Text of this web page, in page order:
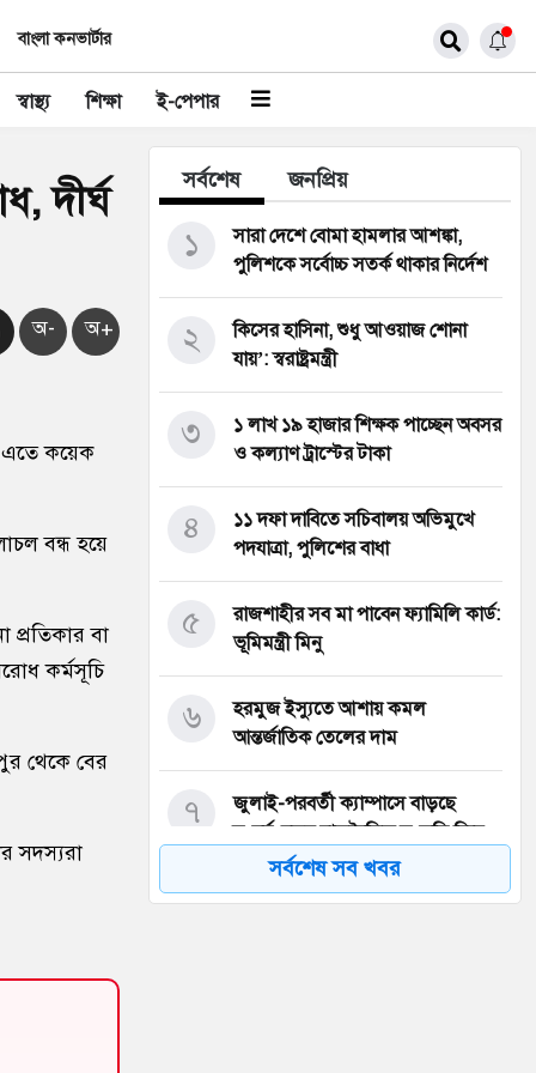
বাংলা কনভার্টার
স্বাস্থ্য শিক্ষা ই-পেপার
দীর্ঘ
অ- অ+
এতে কয়েক
বন্ধ হয়ে
প্রতিকার বা
কর্মসূচি
থেকে বের
সদস্যরা
সর্বশেষ জনপ্রিয়
সারা দেশে বোমা হামলার আশঙ্কা,
পুলিশকে সর্বোচ্চ সতর্ক থাকার নির্দেশ
১
কিসের হাসিনা, শুধু আওয়াজ শোনা
যায়’: স্বরাষ্ট্রমন্ত্রী
২
১ লাখ ১৯ হাজার শিক্ষক পাচ্ছেন অবসর
ও কল্যাণ ট্রাস্টের টাকা
৩
১১ দফা দাবিতে সচিবালয় অভিমুখে
পদযাত্রা, পুলিশের বাধা
৪
রাজশাহীর সব মা পাবেন ফ্যামিলি কার্ড:
ভূমিমন্ত্রী মিনু
৫
হরমুজ ইস্যুতে আশায় কমল
আন্তর্জাতিক তেলের দাম
৬
জুলাই-পরবর্তী ক্যাম্পাসে বাড়ছে
সংঘর্ষ, নতুন রাজনৈতিক সংস্কৃতি নিয়ে
৭
সর্বশেষ সব খবর